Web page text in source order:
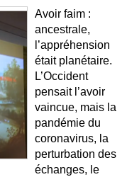
Avoir faim :
ancestrale,
l’appréhension
était planétaire.
L’Occident
pensait l’avoir
vaincue, mais la
pandémie du
coronavirus, la
perturbation des
échanges, le